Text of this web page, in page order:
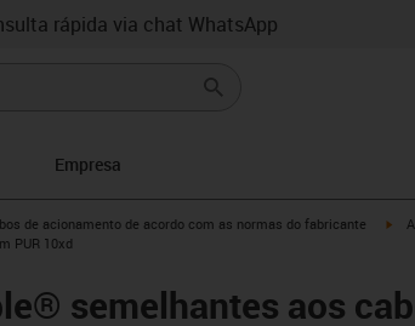
rápida via chat WhatsApp
Empresa
icon-arrow-right
de acionamento de acordo com as normas do fabricante
PUR 10xd
semelhantes aos